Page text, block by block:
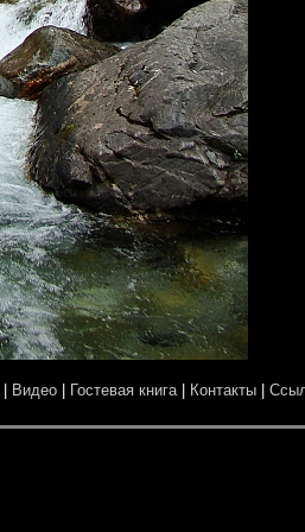
Видео Гостевая книга| Контакты